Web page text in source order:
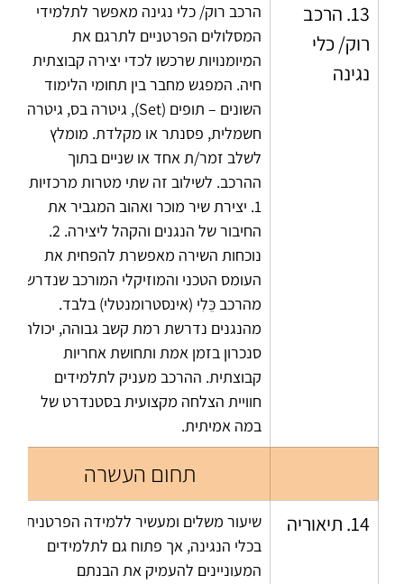
13. הרכב
רוק/ כלי
נגינה
הרכב רוק/ כלי נגינה מאפשר לתלמידי
המסלולים הפרטניים לתרגם את
המיומנויות שרכשו לכדי יצירה קבוצתית
חיה. המפגש מחבר בין תחומי הלימוד
השונים – תופים (Set), גיטרה בס, גיטרה
חשמלית, פסנתר או מקלדת. מומלץ
לשלב זמר/ת אחד או שניים בתוך
ההרכב. לשילוב זה שתי מטרות מרכזיות:
1. יצירת שיר מוכר ואהוב המגביר את
החיבור של הנגנים והקהל ליצירה. 2.
נוכחות השירה מאפשרת להפחית את
העומס הטכני והמוזיקלי המורכב שנדרש
מהרכב כֵּלִי (אינסטרומנטלי) בלבד.
מהנגנים נדרשת רמת קשב גבוהה, יכולת
סנכרון בזמן אמת ותחושת אחריות
קבוצתית. ההרכב מעניק לתלמידים
חוויית הצלחה מקצועית בסטנדרט של
במה אמיתית.
תחום העשרה
14. תיאוריה
שיעור משלים ומעשיר ללמידה הפרטנית
בכלי הנגינה, אך פתוח גם לתלמידים
המעוניינים להעמיק את הבנתם